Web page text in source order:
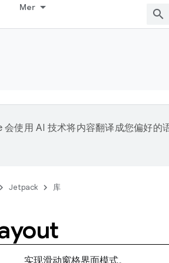
Mer
使用 AI 技术将内容翻译成您偏好的语
Jetpack 库
实现滑动窗格界面模式。